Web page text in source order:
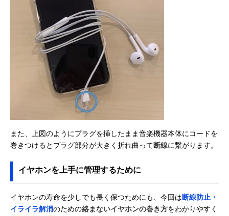
また、上図のようにプラグを挿したまま音楽機器本体にコードを
巻きつけるとプラグ部分が大きく折れ曲って断線に繋がります。
イヤホンを上手に管理するために
イヤホンの寿命を少しでも長く保つためにも、今回は断線防止・
イライラ解消のための絡まないイヤホンの巻き方をわかりやすく